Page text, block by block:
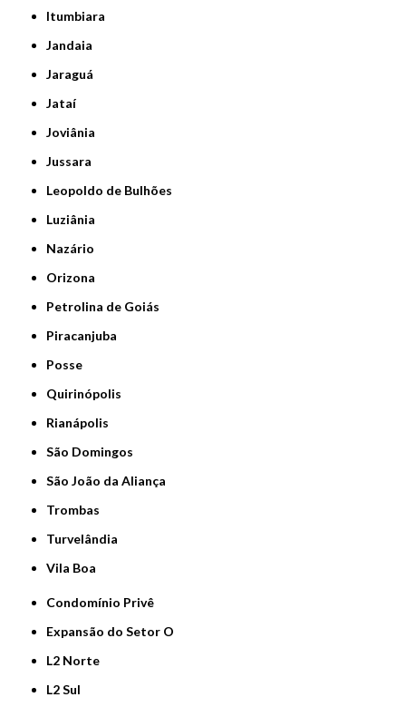
Itumbiara
Jandaia
Jaraguá
Jataí
Joviânia
Jussara
Leopoldo de Bulhões
Luziânia
Nazário
Orizona
Petrolina de Goiás
Piracanjuba
Posse
Quirinópolis
Rianápolis
São Domingos
São João da Aliança
Trombas
Turvelândia
Vila Boa
Condomínio Privê
Expansão do Setor O
L2 Norte
L2 Sul